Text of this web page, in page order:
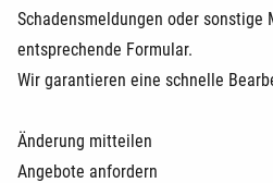
Schadensmeldungen oder sonstige
entsprechende Formular.
Wir garantieren eine schnelle
Änderung mitteilen
Angebote anfordern